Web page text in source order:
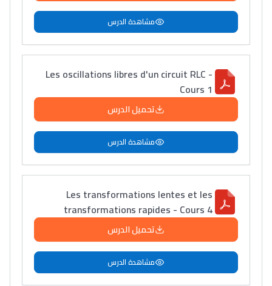
مشاهدة الدرس
Les oscillations libres d'un circuit RLC -
Cours 1
تحميل الدرس
مشاهدة الدرس
Les transformations lentes et les
transformations rapides - Cours 4
تحميل الدرس
مشاهدة الدرس